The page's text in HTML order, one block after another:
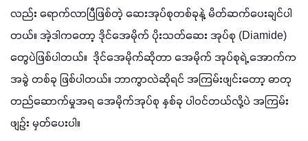
လည်း ရောက်လာပြီဖြစ်တဲ့ ဆေးအုပ်စုတစ်ခုနဲ့ မိတ်ဆက်ပေးချင်ပါ
တယ်။ အဲ့ဒါကတော့ ဒိုင်အေမိုက် ပိုးသတ်ဆေး အုပ်စု (Diamide)
တွေပဲဖြစ်ပါတယ်။  ဒိုင်အေမိုက်ဆိုတာ အေမိုက် အုပ်စုရဲ့ အောက်က
အခွဲ တစ်ခု ဖြစ်ပါတယ်။ ဘာကွာလဲဆိုရင် အကြမ်းဖျင်းတော့ ဓာတု
တည်ဆောက်မှုအရ အေမိုက်အုပ်စု နှစ်ခု ပါဝင်တယ်လို့ပဲ အကြမ်း
ဖျဉ်း မှတ်ပေးပါ။